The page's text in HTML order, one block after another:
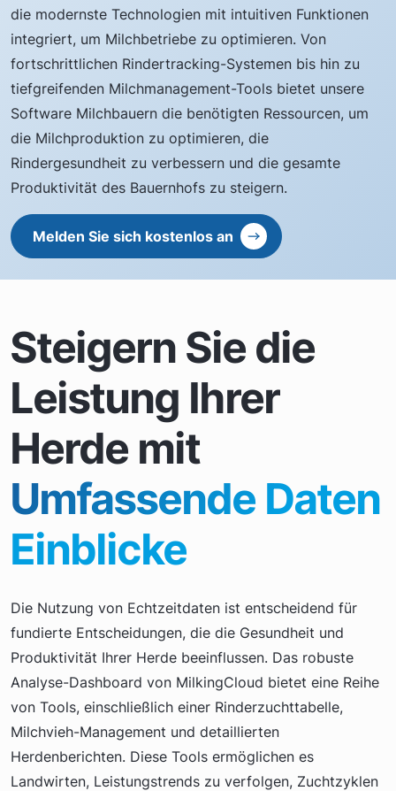
die modernste Technologien mit intuitiven Funktionen
integriert, um Milchbetriebe zu optimieren. Von
fortschrittlichen Rindertracking-Systemen bis hin zu
tiefgreifenden Milchmanagement-Tools bietet unsere
Software Milchbauern die benötigten Ressourcen, um
die Milchproduktion zu optimieren, die
Rindergesundheit zu verbessern und die gesamte
Produktivität des Bauernhofs zu steigern.
Melden Sie sich kostenlos an
Steigern Sie die
Leistung Ihrer
Herde mit
Umfassende Daten
Einblicke
Die Nutzung von Echtzeitdaten ist entscheidend für
fundierte Entscheidungen, die die Gesundheit und
Produktivität Ihrer Herde beeinflussen. Das robuste
Analyse-Dashboard von MilkingCloud bietet eine Reihe
von Tools, einschließlich einer Rinderzuchttabelle,
Milchvieh-Management und detaillierten
Herdenberichten. Diese Tools ermöglichen es
Landwirten, Leistungstrends zu verfolgen, Zuchtzyklen